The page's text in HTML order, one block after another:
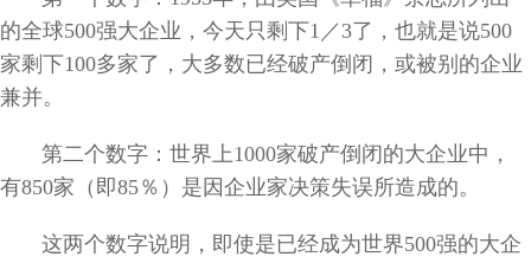
的全球500强大企业，今天只剩下1／3了，也就是说500
家剩下100多家了，大多数已经破产倒闭，或被别的企业
兼并。
第二个数字：世界上1000家破产倒闭的大企业中，
有850家（即85％）是因企业家决策失误所造成的。
这两个数字说明，即使是已经成为世界500强的大企